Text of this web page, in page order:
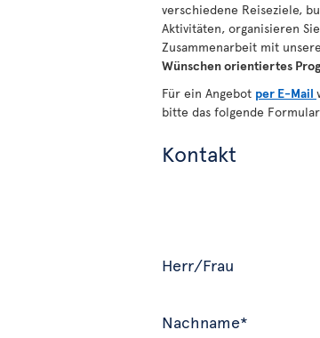
verschiedene Reiseziele,
Aktivitäten, organisieren
Zusammenarbeit mit
Wünschenorientiertes
Für ein Angebot per E-Mail
bitte das folgende
Kontakt
Herr/Frau
Nachname*